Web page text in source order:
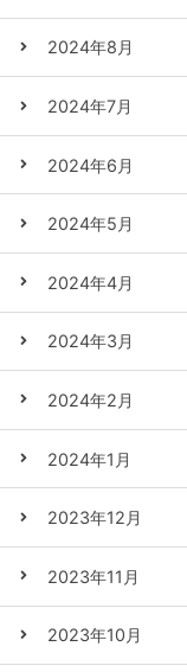
2024年8月
2024年7月
2024年6月
2024年5月
2024年4月
2024年3月
2024年2月
2024年1月
2023年12月
2023年11月
2023年10月